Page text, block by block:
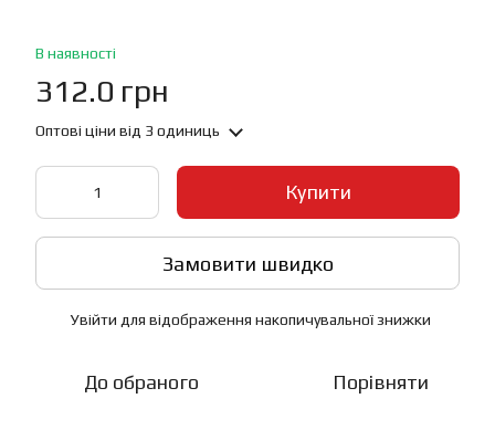
В наявності
312.0 грн
Оптові ціни від 3 одиниць
Купити
Замовити швидко
Увійти для відображення накопичувальної знижки
До обраного Порівняти